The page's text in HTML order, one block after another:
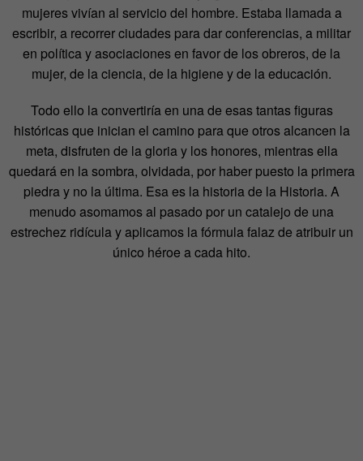
mujeres vivían al servicio del hombre. Estaba llamada a
escribir, a recorrer ciudades para dar conferencias, a militar
en política y asociaciones en favor de los obreros, de la
mujer, de la ciencia, de la higiene y de la educación.
Todo ello la convertiría en una de esas tantas figuras
históricas que inician el camino para que otros alcancen la
meta, disfruten de la gloria y los honores, mientras ella
quedará en la sombra, olvidada, por haber puesto la primera
piedra y no la última. Esa es la historia de la Historia. A
menudo asomamos al pasado por un catalejo de una
estrechez ridícula y aplicamos la fórmula falaz de atribuir un
único héroe a cada hito.